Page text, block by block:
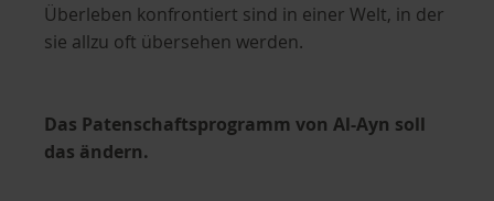
Überleben konfrontiert sind in einer Welt, in der
sie allzu oft übersehen werden.
Das Patenschaftsprogramm von Al-Ayn soll
das ändern.